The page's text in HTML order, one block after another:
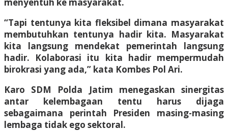
“Tapi tentunya kita fleksibel dimana masyarakat
membutuhkan tentunya hadir kita. Masyarakat
kita langsung mendekat pemerintah langsung
hadir. Kolaborasi itu kita hadir mempermudah
birokrasi yang ada,” kata Kombes Pol Ari.
Karo SDM Polda Jatim menegaskan sinergitas
antar kelembagaan tentu harus dijaga
sebagaimana perintah Presiden masing-masing
lembaga tidak ego sektoral.